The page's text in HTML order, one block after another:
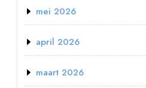
mei 2026
april 2026
maart 2026